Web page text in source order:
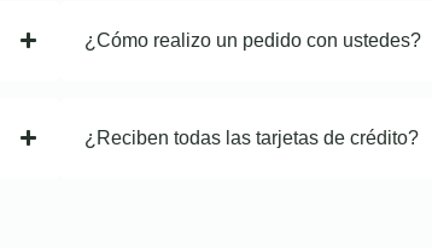
¿Cómo realizo un pedido con ustedes?
¿Reciben todas las tarjetas de crédito?